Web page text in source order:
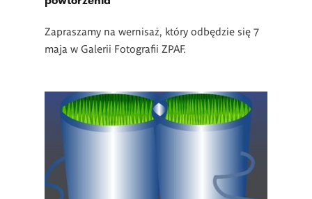
Zapraszamy na wernisaż, który odbędzie się 7
maja w Galerii Fotografii ZPAF.